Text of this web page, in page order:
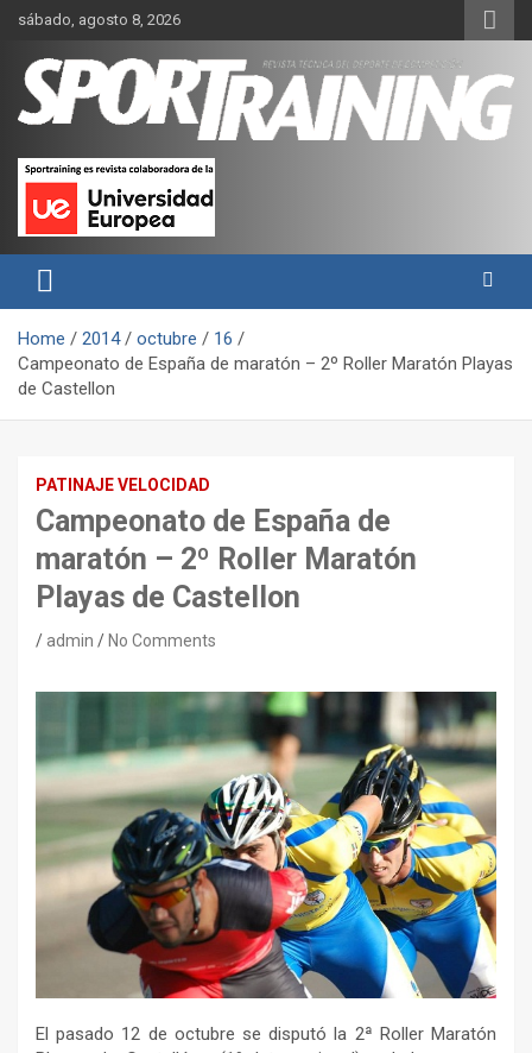
Skip
content
sábado, agosto 8, 2026
Revista técnica del deporte
Sport Training
rendimiento, nutrición y entrenamiento.
Home 2014 octubre
16
Campeonato de España de maratón – 2º Roller Maratón Playas
de Castellon
PATINAJE VELOCIDAD
Campeonato de España de
maratón – 2º Roller Maratón
Playas de Castellon
admin No Comments
El pasado 12 de octubre se disputó la 2ª Roller Maratón